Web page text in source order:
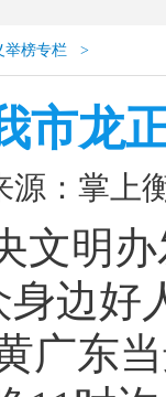
举榜专栏 >
市龙
源：掌上
文明
边好
广东